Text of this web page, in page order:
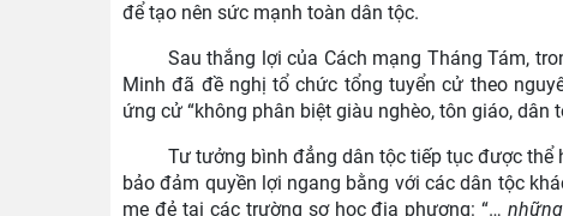
để tạo nên sức mạnh toàn dân tộc.
Sau thắng lợi của Cách mạng Tháng Tám,
Minh đã đề nghị tổ chức tổng tuyển cử theo
ứng cử “không phân biệt giàu nghèo, tôn giáo, dân
Tư tưởng bình đẳng dân tộc tiếp tục được
bảo đảm quyền lợi ngang bằng với các dân tộc
mẹ đẻ tại các trường sơ học địa phương: “…